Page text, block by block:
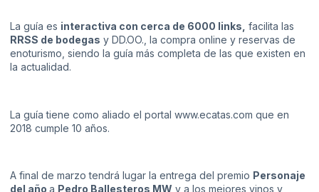
La guía es interactiva con cerca de 6000 links, facilita las
RRSS de bodegas y DD.OO., la compra online y reservas de
enoturismo, siendo la guía más completa de las que existen en
la actualidad.
La guía tiene como aliado el portal www.ecatas.com que en
2018 cumple 10 años.
A final de marzo tendrá lugar la entrega del premio Personaje
del año a Pedro Ballesteros MW y a los mejores vinos y